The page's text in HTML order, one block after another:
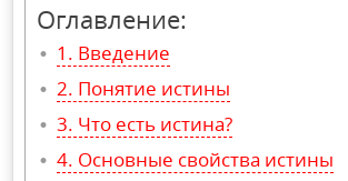
Оглавление:
Введение
Понятие истины
Что есть истина?
Основные свойства истины